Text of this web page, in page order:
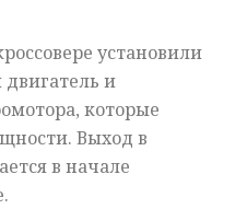
установили
и
которые
Выход в
в начале